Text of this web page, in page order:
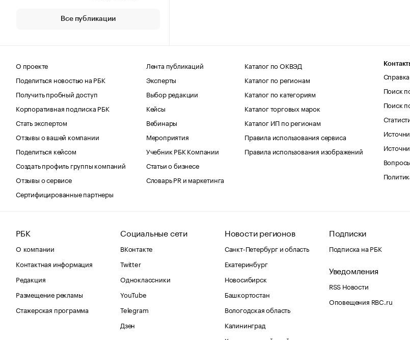
Все публикации
О проекте
Поделиться новостью на РБК
Получить пробный доступ
Корпоративная подписка РБК
Стать экспертом
Отзывы о вашей компании
Поделиться кейсом
Создать профиль группы компаний
Отзывы о сервисе
Сертифицированные партнеры
Лента публикаций
Эксперты
Выбор редакции
Кейсы
Вебинары
Мероприятия
Учебник РБК Компании
Статьи о бизнесе
Словарь PR и маркетинга
Каталог по ОКВЭД
Каталог по регионам
Каталог по категориям
Каталог торговых марок
Каталог ИП по регионам
Правила использования сервиса
Правила использования изображений
Поиск
Поиск
РБК
О компании
Контактная информация
Редакция
Размещение рекламы
Стажерская программа
Социальные сети
ВКонтакте
Twitter
Одноклассники
YouTube
Telegram
Дзен
Новости регионов
Санкт-Петербург и область
Екатеринбург
Новосибирск
Башкортостан
Вологодская область
Калининград
Подписки
Подписка на РБК
Уведомления
RSS Новости
Оповещения RBC.ru